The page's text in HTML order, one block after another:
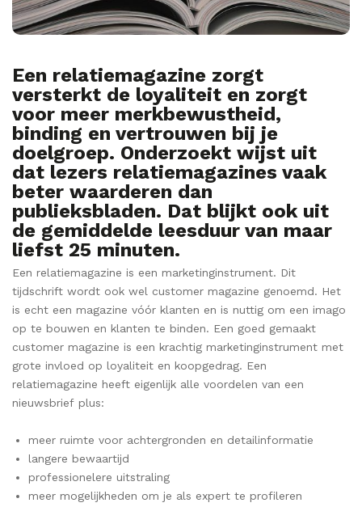
Een relatiemagazine zorgt
versterkt de loyaliteit en zorgt
voor meer merkbewustheid,
binding en vertrouwen bij je
doelgroep. Onderzoekt wijst uit
dat lezers relatiemagazines vaak
beter waarderen dan
publieksbladen. Dat blijkt ook uit
de gemiddelde leesduur van maar
liefst 25 minuten.
Een relatiemagazine is een marketinginstrument. Dit
tijdschrift wordt ook wel customer magazine genoemd. Het
is echt een magazine vóór klanten en is nuttig om een imago
op te bouwen en klanten te binden. Een goed gemaakt
customer magazine is een krachtig marketinginstrument met
grote invloed op loyaliteit en koopgedrag. Een
relatiemagazine heeft eigenlijk alle voordelen van een
nieuwsbrief plus:
meer ruimte voor achtergronden en detailinformatie
langere bewaartijd
professionelere uitstraling
meer mogelijkheden om je als expert te profileren